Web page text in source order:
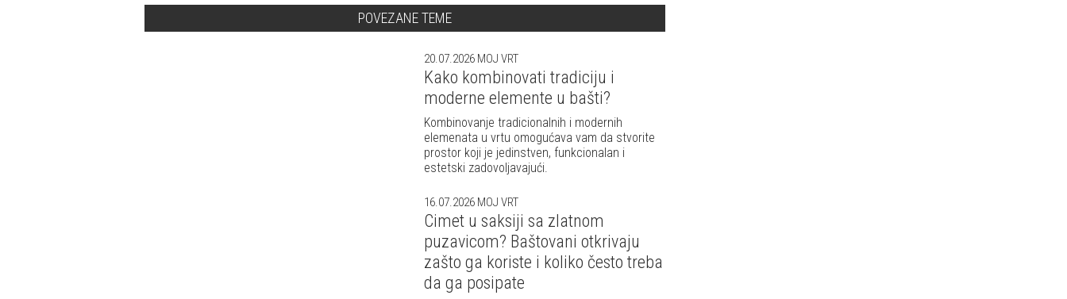
POVEZANE TEME
20.07.2026 MOJ VRT
Kako kombinovati tradiciju i
moderne elemente u bašti?
Kombinovanje tradicionalnih i modernih
elemenata u vrtu omogućava vam da stvorite
prostor koji je jedinstven, funkcionalan i
estetski zadovoljavajući.
16.07.2026 MOJ VRT
Cimet u saksiji sa zlatnom
puzavicom? Baštovani otkrivaju
zašto ga koriste i koliko često treba
da ga posipate